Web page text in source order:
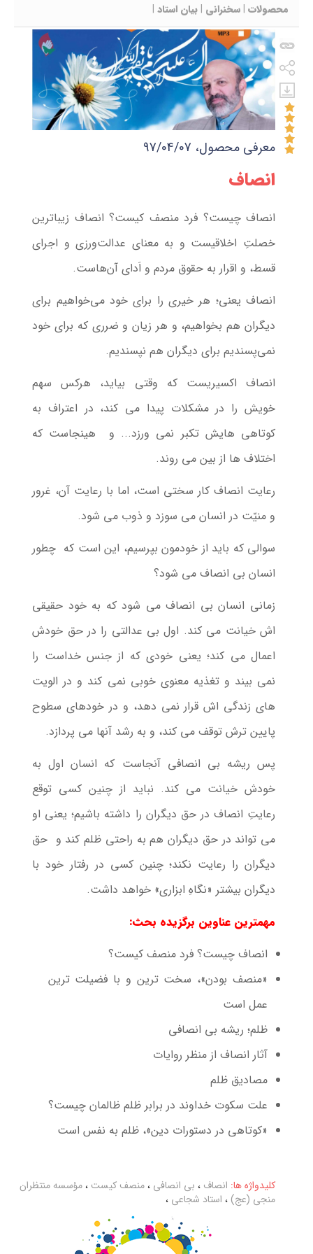
محصولات | سخنرانی | بیان استاد |
معرفی محصول، 97/04/07
انصاف
انصاف چیست؟ فرد منصف کیست؟ انصاف زیباترین
خصلت‌ِ اخلاقیست و به معنای عدالت‌ورزی و اجرای
قسط، و اقرار به حقوق مردم و اَدای آن‌هاست.
انصاف یعنی؛ هر خیری را برای خود می‌‌خواهیم برای
دیگران هم بخواهیم، و هر زیان و ضرری كه برای خود
نمی‌پسندیم برای دیگران هم نپسندیم.
انصاف اکسیریست که وقتی بیاید، هرکس سهم
خویش را در مشکلات پیدا می کند، در اعتراف به
کوتاهی هایش تکبر نمی ورزد... و هینجاست که
اختلاف ها از بین می روند.
رعایت انصاف کار سختی است، اما با رعایت آن، غرور
و منیّت در انسان می سوزد و ذوب می شود.
سوالی که باید از خودمون بپرسیم، این است که چطور
انسان بی انصاف می شود؟
زمانی انسان بی انصاف می شود که به خود حقیقی
اش خیانت می کند. اول بی عدالتی را در حق خودش
اعمال می کند؛ یعنی خودی که از جنس خداست را
نمی بیند و تغذیه معنوی خوبی نمی کند و در الویت
های زندگی اش قرار نمی دهد، و در خودهای سطوح
پایین ترش توقف می کند، و به رشد آنها می پردازد.
پس ریشه بی انصافی آنجاست که انسان اول به
خودش خیانت می کند. نباید از چنین کسی توقع
رعایتِ انصاف در حق دیگران را داشته باشیم؛ یعنی او
می تواند در حق دیگران هم به راحتی ظلم کند و حق
دیگران را رعایت نکند؛ چنین کسی در رفتار خود با
دیگران بیشتر «نگاهِ ابزاری» خواهد داشت.
مهمترین عناوین برگزیده بحث:
انصاف چیست؟ فرد منصف کیست؟
«منصف بودن»، سخت ترین و با فضیلت ترین
عمل است
ظلم؛ ریشه بی انصافی
آثار انصاف از منظر روایات
مصادیق ظلم
علت سکوت خداوند در برابر ظلم ظالمان چیست؟
«کوتاهی در دستورات دین»، ظلم به نفس است
کلیدواژه ها: انصاف ، بی انصافی ،منصف کیست ،مؤسسه منتظران
منجی (عج) ، استاد شجاعی ،